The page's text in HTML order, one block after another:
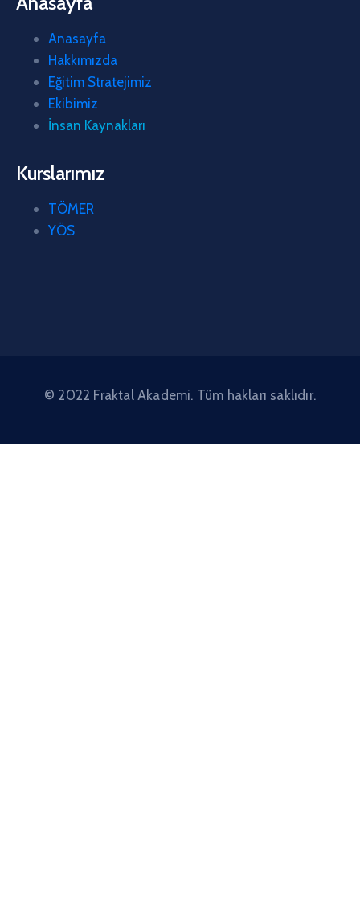
Anasayfa
Hakkımızda
Eğitim Stratejimiz
Ekibimiz
İnsan Kaynakları
Kurslarımız
TÖMER
YÖS
© 2022 Fraktal Akademi. Tüm hakları saklıdır.